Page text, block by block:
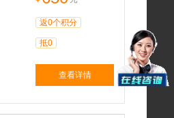
返0个积分
抵0
查看详情